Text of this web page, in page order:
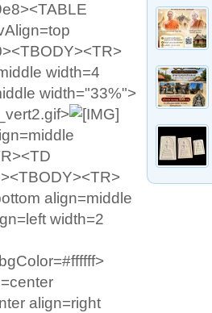
width=4
width="33%">
align=middle
width=2
align=right